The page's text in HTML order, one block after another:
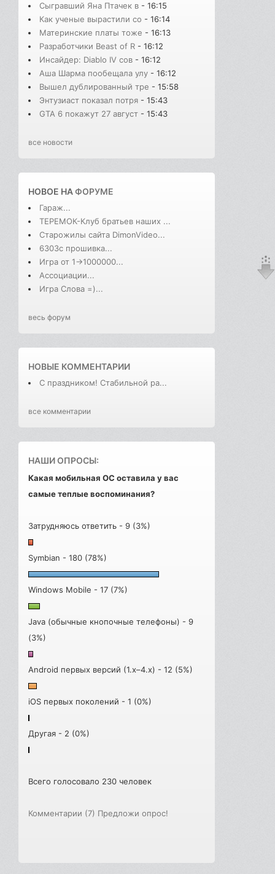
Сыгравший Яна Птачек в - 16:15
Как ученые вырастили со - 16:14
Материнские платы тоже - 16:13
Разработчики Beast of R - 16:12
Инсайдер: Diablo IV сов - 16:12
Аша Шарма пообещала улу - 16:12
Вышел дублированный тре - 15:58
Энтузиаст показал потря - 15:43
GTA 6 покажут 27 август - 15:43
все новости
НОВОЕ НАФОРУМЕ
Гараж...
ТЕРЕМОК-Клуб братьев наших ...
Старожилы сайта DimonVideo...
6303с прошивка...
Игра от 1->1000000...
Ассоциации...
Игра Слова =)...
весь форум
НОВЫЕ КОММЕНТАРИИ
С праздником! Стабильной ра...
все комментарии
НАШИ ОПРОСЫ:
Какая мобильная ОС оставила у вас
самые теплые воспоминания?
Затрудняюсь ответить - 9 (3%)
Symbian - 180 (78%)
Windows Mobile - 17 (7%)
Java (обычные кнопочные телефоны) - 9
(3%)
Android первых версий (1.x–4.x) - 12 (5%)
iOS первых поколений - 1 (0%)
Другая - 2 (0%)
Всего голосовало 230 человек
Комментарии (7) Предложи опрос!